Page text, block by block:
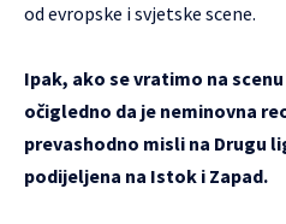
od evropske i svjetske scene.
Ipak, ako se vratimo na
očigledno da je neminovna
prevashodno misli na Drugu
podijeljena na Istok i Zapad.